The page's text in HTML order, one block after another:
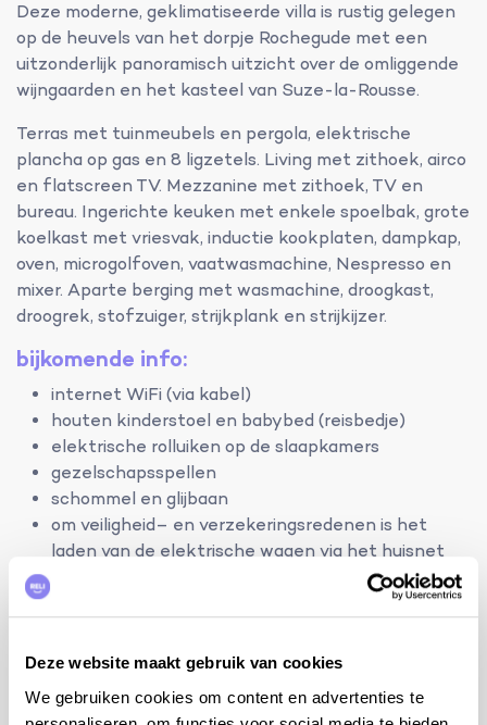
Deze website maakt gebruik van cookies
We gebruiken cookies om content en advertenties te
Deze moderne, geklimatiseerde villa is rustig gelegen
op de heuvels van het dorpje Rochegude met een
uitzonderlijk panoramisch uitzicht over de omliggende
wijngaarden en het kasteel van Suze-la-Rousse.
Terras met tuinmeubels en pergola, elektrische
plancha op gas en 8 ligzetels. Living met zithoek, airco
en flatscreen TV. Mezzanine met zithoek, TV en
bureau. Ingerichte keuken met enkele spoelbak, grote
koelkast met vriesvak, inductie kookplaten, dampkap,
oven, microgolfoven, vaatwasmachine, Nespresso en
mixer. Aparte berging met wasmachine, droogkast,
droogrek, stofzuiger, strijkplank en strijkijzer.
bijkomende info:
internet WiFi (via kabel)
houten kinderstoel en babybed (reisbedje)
elektrische rolluiken op de slaapkamers
gezelschapsspellen
schommel en glijbaan
om veiligheid– en verzekeringsredenen is het
laden van de elektrische wagen via het huisnet
u kunt uw elektrische/hybride wagen opladen aan
woning
luchthaven Marseille Provence op 120 km van de